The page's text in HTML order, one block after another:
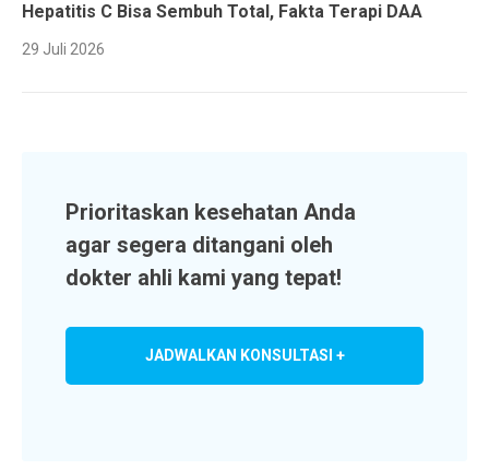
Hepatitis C Bisa Sembuh Total, Fakta Terapi DAA
29 Juli 2026
Prioritaskan kesehatan Anda
agar segera ditangani oleh
dokter ahli kami yang tepat!
JADWALKAN KONSULTASI +